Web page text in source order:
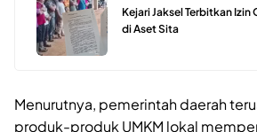
Kejari Jaksel Terbitkan Izin
di Aset Sita
Menurutnya, pemerintah daerah
produk-produk UMKM lokal